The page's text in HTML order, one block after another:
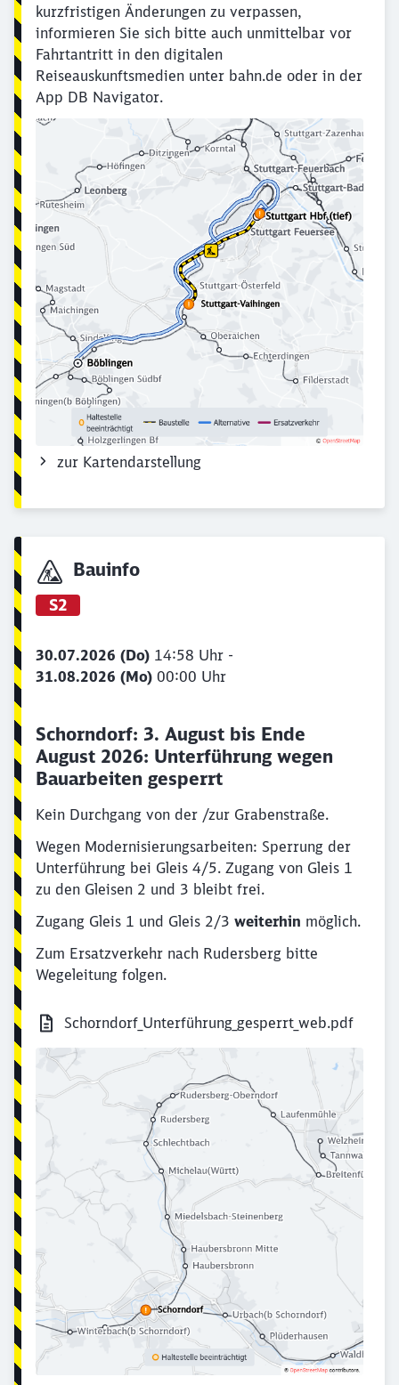
kurzfristigen Änderungen zu verpassen,
informieren Sie sich bitte auch unmittelbar vor
Fahrtantritt in den digitalen
Reiseauskunftsmedien unter bahn.de oder in der
App DB Navigator.
zur Kartendarstellung
Bauinfo
S2
30.07.2026 (Do) 14:58 Uhr -
31.08.2026 (Mo) 00:00 Uhr
Schorndorf: 3. August bis Ende
August 2026: Unterführung wegen
Bauarbeiten gesperrt
Kein Durchgang von der /zur Grabenstraße.
Wegen Modernisierungsarbeiten: Sperrung der
Unterführung bei Gleis 4/5. Zugang von Gleis 1
zu den Gleisen 2 und 3 bleibt frei.
Zugang Gleis 1 und Gleis 2/3 weiterhin möglich.
Zum Ersatzverkehr nach Rudersberg bitte
Wegeleitung folgen.
Schorndorf_Unterführung_gesperrt_web.pdf